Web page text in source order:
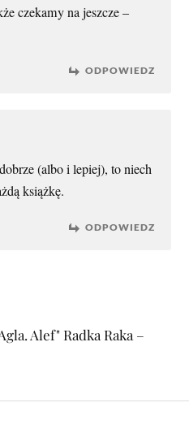
czekamy na jeszcze –
ODPOWIEDZ
(albo i lepiej), to niech
książkę.
ODPOWIEDZ
Alef" Radka Raka –